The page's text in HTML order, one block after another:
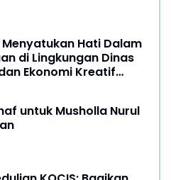
Hati Dalam
di Lingkungan Dinas
Ekonomi Kreatif
untuk Musholla Nurul